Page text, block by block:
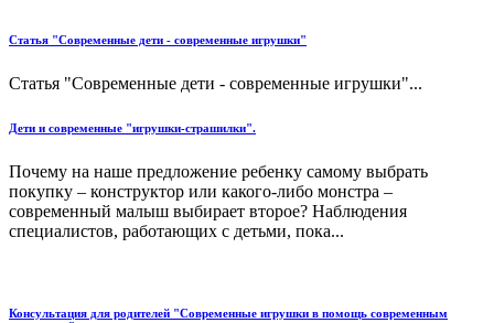
Статья "Современные дети - современные игрушки"
Статья "Современные дети - современные игрушки"...
Дети и современные "игрушки-страшилки".
Почему на наше предложение ребенку самому выбрать
покупку – конструктор или какого-либо монстра –
современный малыш выбирает второе? Наблюдения
специалистов, работающих с детьми, пока...
Консультация для родителей "Современные игрушки в помощь современным